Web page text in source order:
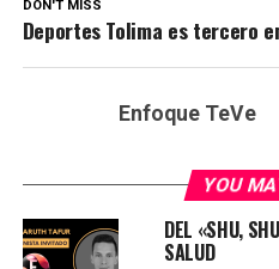
DON'T MISS
Deportes Tolima es tercero
Enfoque TeVe
YOU
DEL «SHU,
SALUD